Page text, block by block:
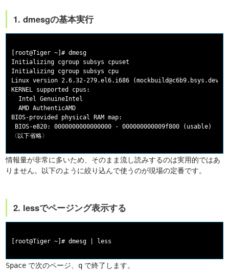
1. dmesgの基本実行
[root@Tiger ~]# dmesg
Initializing cgroup subsys cpuset
Initializing cgroup subsys cpu
Linux version 2.6.32-279.el6.i686
KERNEL supported cpus:
  Intel GenuineIntel
  AMD AuthenticAMD
BIOS-provided physical RAM map:
BIOS-e820: 0000000000000000 - 000000000009f800 (usable)
情報量が非常に多いため、そのまま流し読みするのは実用的ではあ
りません。以下のように絞り込んで使うのが現場の定番です。
2. lessでページング表示する
Space で次のページ、 q で終了します。